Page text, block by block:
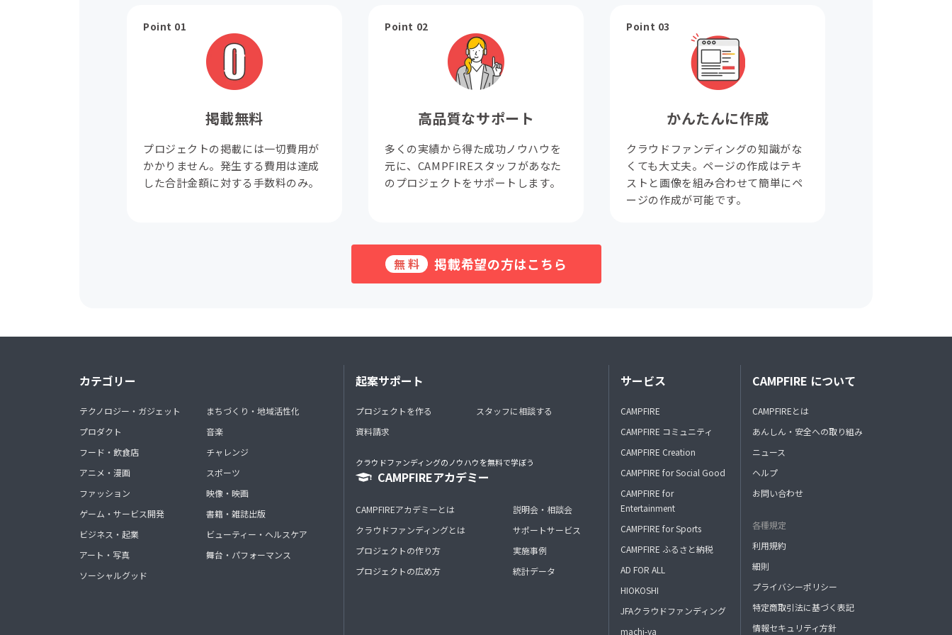
Point 01
掲載無料
プロジェクトの掲載には一切費用が
かかりません。発生する費用は達成
した合計金額に対する手数料のみ。
Point 02
高品質なサポート
多くの実績から得た成功ノウハウを
元に、CAMPFIREスタッフがあなた
のプロジェクトをサポートします。
Point 03
かんたんに作成
クラウドファンディングの知識がな
くても大丈夫。ページの作成はテキ
ストと画像を組み合わせて簡単にペ
ージの作成が可能です。
無料 掲載希望の方はこちら
カテゴリー
テクノロジー・ガジェット
プロダクト
フード・飲食店
アニメ・漫画
ファッション
ゲーム・サービス開発
ビジネス・起業
アート・写真
ソーシャルグッド
まちづくり・地域活性化
音楽
チャレンジ
スポーツ
映像・映画
書籍・雑誌出版
ビューティー・ヘルスケア
舞台・パフォーマンス
起案サポート
プロジェクトを作る
資料請求
スタッフに相談する
クラウドファンディングのノウハウを無料で学ぼう
CAMPFIREアカデミー
CAMPFIREアカデミーとは
クラウドファンディングとは
プロジェクトの作り方
プロジェクトの広め方
説明会・相談会
サポートサービス
実施事例
統計データ
サービス
CAMPFIRE
CAMPFIRE コミュニティ
CAMPFIRE Creation
CAMPFIRE for Social Good
CAMPFIRE for
Entertainment
CAMPFIRE for Sports
CAMPFIRE ふるさと納税
AD FOR ALL
HIOKOSHI
JFAクラウドファンディング
machi-ya
CAMPFIRE について
CAMPFIREとは
あんしん・安全への取り組み
ニュース
ヘルプ
お問い合わせ
各種規定
利用規約
細則
プライバシーポリシー
特定商取引法に基づく表記
情報セキュリティ方針